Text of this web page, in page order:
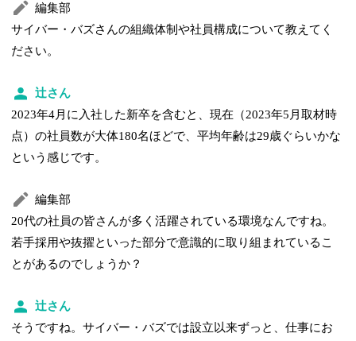
編集部
サイバー・バズさんの組織体制や社員構成について教えてく
ださい。
辻さん
2023年4月に入社した新卒を含むと、現在（2023年5月取材時
点）の社員数が大体180名ほどで、平均年齢は29歳ぐらいかな
という感じです。
編集部
20代の社員の皆さんが多く活躍されている環境なんですね。
若手採用や抜擢といった部分で意識的に取り組まれているこ
とがあるのでしょうか？
辻さん
そうですね。サイバー・バズでは設立以来ずっと、仕事にお